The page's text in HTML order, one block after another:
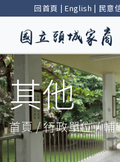
回首頁 | English | 民意
其他
首頁 / 行政單位 / 輔